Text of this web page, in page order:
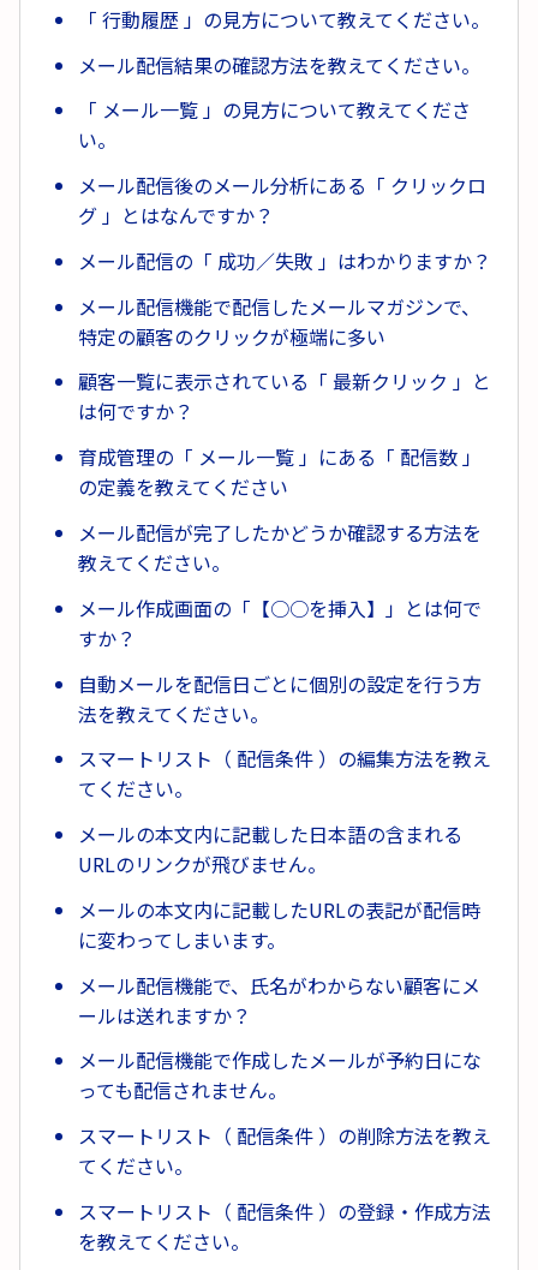
「 行動履歴 」の見方について教えてください。
メール配信結果の確認方法を教えてください。
「 メール一覧 」の見方について教えてくださ
い。
メール配信後のメール分析にある「 クリックロ
グ 」とはなんですか？
メール配信の「 成功／失敗 」はわかりますか？
メール配信機能で配信したメールマガジンで、
特定の顧客のクリックが極端に多い
顧客一覧に表示されている「 最新クリック 」と
は何ですか？
育成管理の「 メール一覧 」にある「 配信数 」
の定義を教えてください
メール配信が完了したかどうか確認する方法を
教えてください。
メール作成画面の「【○○を挿入】」とは何で
すか？
自動メールを配信日ごとに個別の設定を行う方
法を教えてください。
スマートリスト（ 配信条件 ）の編集方法を教え
てください。
メールの本文内に記載した日本語の含まれる
URLのリンクが飛びません。
メールの本文内に記載したURLの表記が配信時
に変わってしまいます。
メール配信機能で、氏名がわからない顧客にメ
ールは送れますか？
メール配信機能で作成したメールが予約日にな
っても配信されません。
スマートリスト（ 配信条件 ）の削除方法を教え
てください。
スマートリスト（ 配信条件 ）の登録・作成方法
を教えてください。